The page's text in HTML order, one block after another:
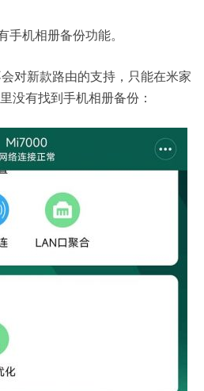
机相册备份功能。
对新款路由的支持，只能在米家
没有找到手机相册备份：